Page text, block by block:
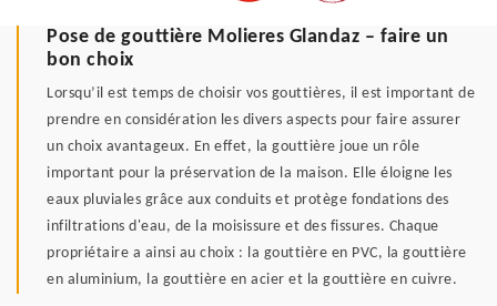
Pose de gouttière Molieres Glandaz – faire un
bon choix
Lorsqu’il est temps de choisir vos gouttières, il est important de
prendre en considération les divers aspects pour faire assurer
un choix avantageux. En effet, la gouttière joue un rôle
important pour la préservation de la maison. Elle éloigne les
eaux pluviales grâce aux conduits et protège fondations des
infiltrations d'eau, de la moisissure et des fissures. Chaque
propriétaire a ainsi au choix : la gouttière en PVC, la gouttière
en aluminium, la gouttière en acier et la gouttière en cuivre.